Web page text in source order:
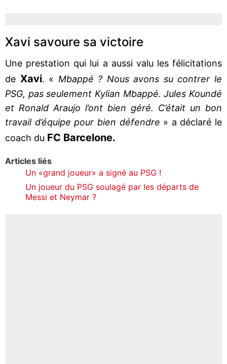
Xavi savoure sa victoire
Une prestation qui lui a aussi valu les félicitations
de Xavi. « Mbappé ? Nous avons su contrer le
PSG, pas seulement Kylian Mbappé. Jules Koundé
et Ronald Araujo l’ont bien géré. C’était un bon
travail d’équipe pour bien défendre » a déclaré le
coach du FC Barcelone.
Articles liés
Un «grand joueur» a signé au PSG !
Un joueur du PSG soulagé par les départs de
Messi et Neymar ?